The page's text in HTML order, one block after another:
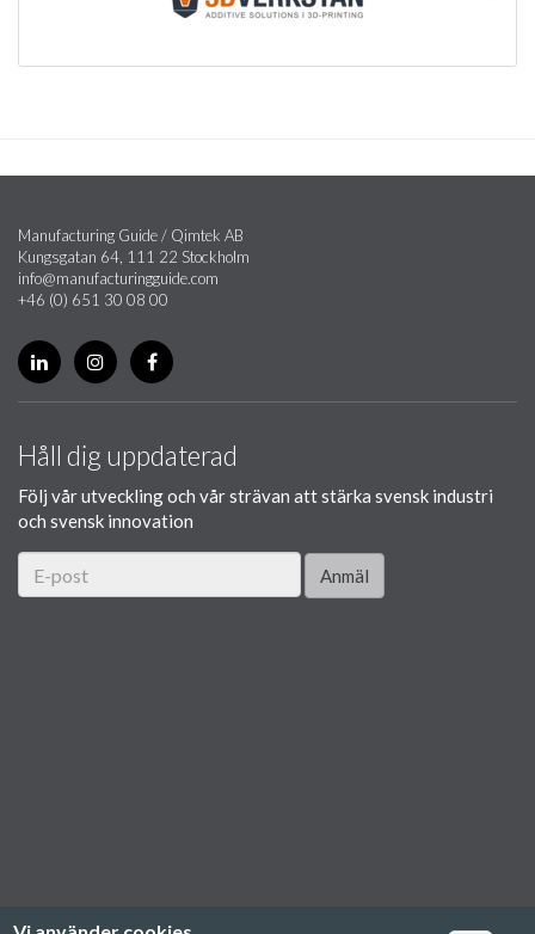
Manufacturing Guide / Qimtek AB
Kungsgatan 64, 111 22 Stockholm
info@manufacturingguide.com
+46 (0) 651 30 08 00
Håll dig uppdaterad
Följ vår utveckling och vår strävan att stärka svensk industri
och svensk innovation
Anmäl